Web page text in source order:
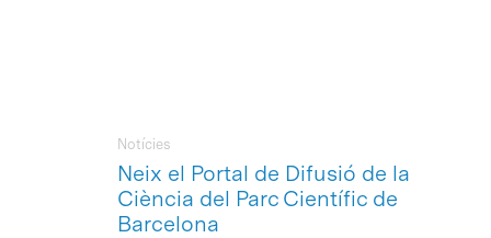
Neix el Portal de Difusió de la
Ciència del Parc Científic de
Barcelona
Notícies